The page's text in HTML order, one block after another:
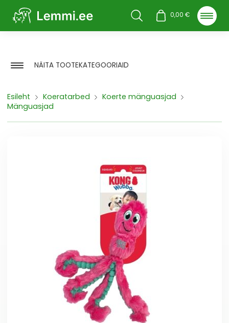
Otsi 0,00€
NÄITA TOOTEKATEGOORIAID
Esileht Koeratarbed
Koerte mänguasjad
Mänguasjad